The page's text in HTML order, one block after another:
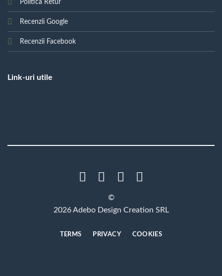
Politica Retur
Recenzii Google
Recenzii Facebook
Link-uri utile
©
2026 Adebo Design Creation SRL
TERMS PRIVACY COOKIES